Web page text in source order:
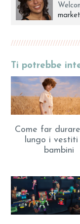
Ti potrebbe
Come far
lungo i vestiti
bambini